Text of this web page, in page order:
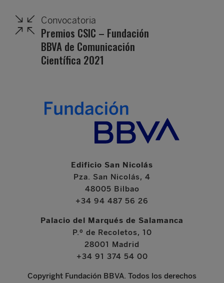
Convocatoria
Premios CSIC – Fundación
BBVA de Comunicación
Científica 2021
Edificio San Nicolás
Pza. San Nicolás, 4
48005 Bilbao
+34 94 487 56 26
Palacio del Marqués de Salamanca
P.º de Recoletos, 10
28001 Madrid
+34 91 374 54 00
Copyright Fundación BBVA. Todos los derechos